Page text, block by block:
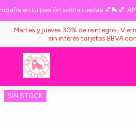
en tu pasión sobre ruedas 💕🛼💕
Martes y jueves 30% de reintegro-
sin interés tarjetas BBVA
SIN STOCK